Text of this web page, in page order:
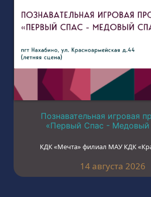
Познавательная игровая
«Первый Спас - Медовый
КДК «Мечта» филиал МАУ КДК
14 августа 2026